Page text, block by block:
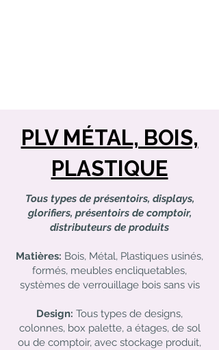
PLV MÉTAL, BOIS,
PLASTIQUE
Tous types de présentoirs, displays,
glorifiers, présentoirs de comptoir,
distributeurs de produits
​Matières: Bois, Métal, Plastiques usinés,
formés, meubles encliquetables,
systèmes de verrouillage bois sans vis​
Design: Tous types de designs,
colonnes, box palette, a étages, de sol
ou de comptoir, avec stockage produit,